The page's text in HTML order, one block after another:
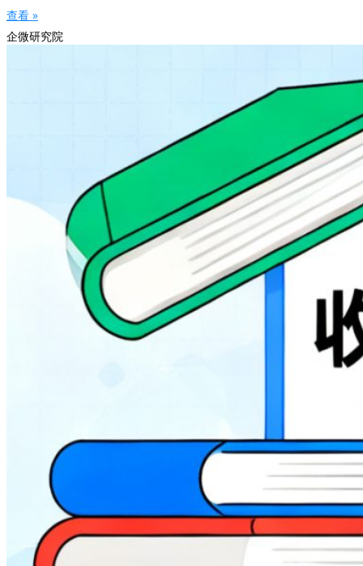
查看 »
企微研究院